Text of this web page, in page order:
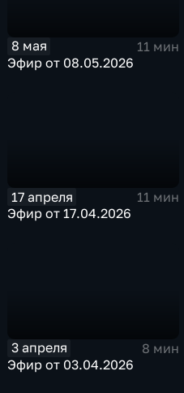
8 мая
11 мин
Эфир от 08.05.2026
17 апреля
11 мин
Эфир от 17.04.2026
3 апреля
8 мин
Эфир от 03.04.2026